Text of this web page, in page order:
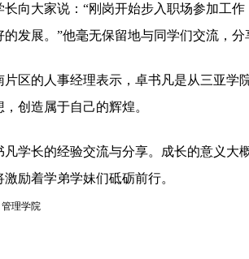
长向大家说：“刚岗开始步入职场参加工
的发展。”他毫无保留地与同学们交流，
片区的人事经理表示，卓书凡是从三亚学
创造属于自己的辉煌。
凡学长的经验交流与分享。成长的意义大
励着学弟学妹们砥砺前行。
理学院